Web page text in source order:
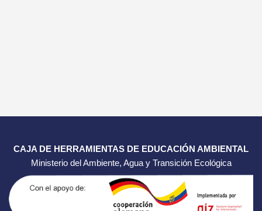
CAJA DE HERRAMIENTAS DE EDUCACIÓN AMBIENTAL
Ministerio del Ambiente, Agua y Transición Ecológica